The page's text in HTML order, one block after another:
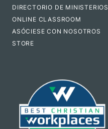
DIRECTORIO DE MINISTERIOS
ONLINE CLASSROOM
ASÓCIESE CON NOSOTROS
STORE